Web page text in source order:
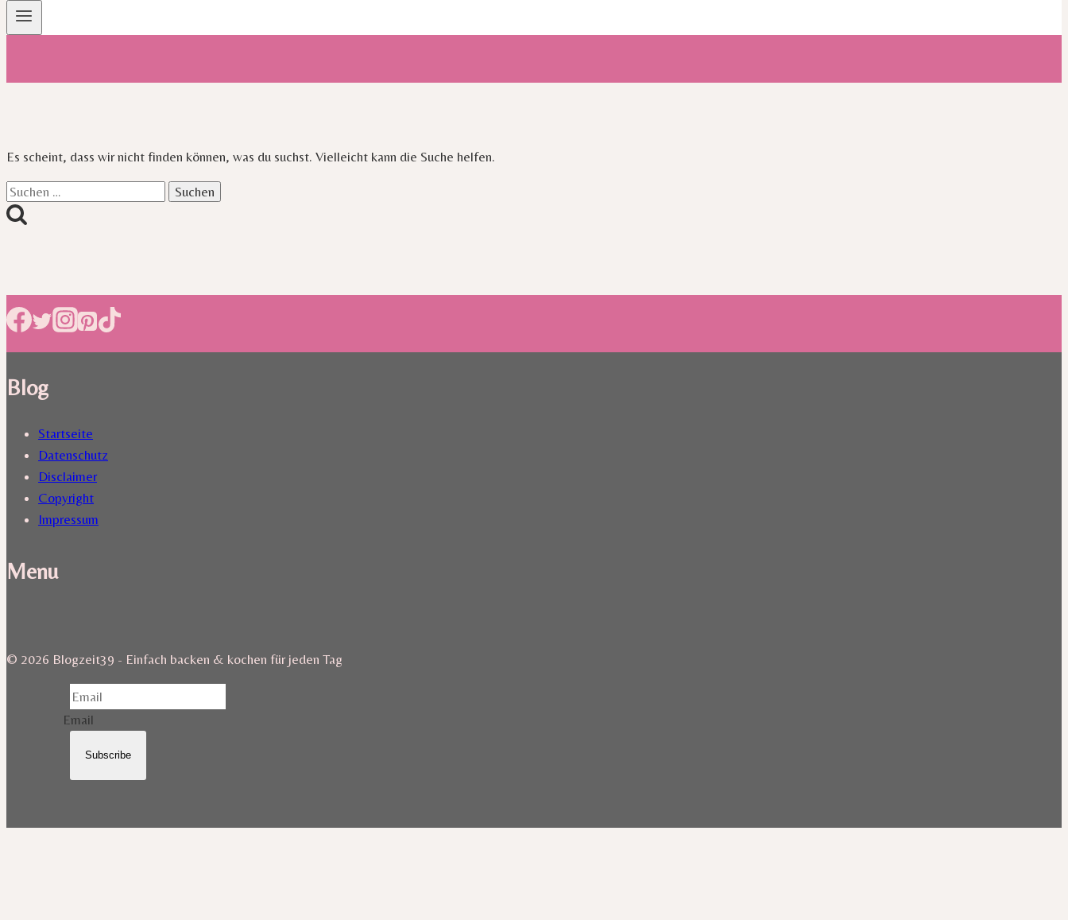
Es scheint, dass wir nicht finden können, was du suchst. Vielleicht kann die Suche helfen.
Suchen
nach:
Blog
Startseite
Datenschutz
Disclaimer
Copyright
Impressum
Menu
© 2026 Blogzeit39 - Einfach backen & kochen für jeden Tag
Email
Subscribe